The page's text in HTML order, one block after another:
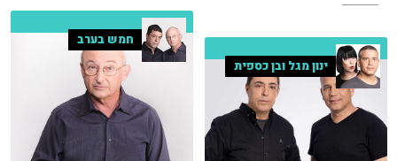
חמש בערב
ינון מגל ובן כספית